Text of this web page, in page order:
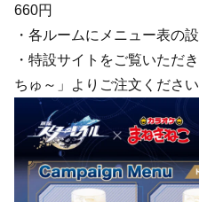
660円
・各ルームにメニュー表の
・特設サイトをご覧いただき
ちゅ～」よりご注文ください